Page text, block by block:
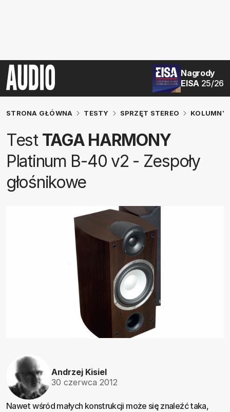
Nagrody
EISA 25/26
STRONA GŁÓWNA TESTY SPRZĘT STEREO KOLUMNY
Test TAGA HARMONY
Platinum B-40 v2 - Zespoły
głośnikowe
Andrzej Kisiel
30 czerwca 2012
Nawet wśród małych konstrukcji może się znaleźć taka,